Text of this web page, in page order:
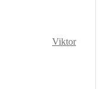
Viktor